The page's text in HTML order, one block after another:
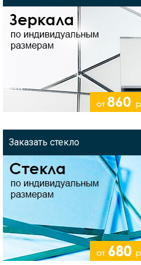
Заказать стекло